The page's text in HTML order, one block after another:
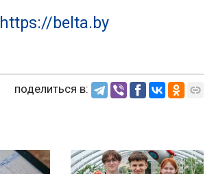
https://belta.by
поделиться в: